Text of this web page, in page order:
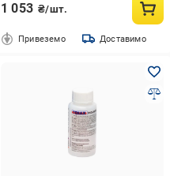
1 053 ₴/шт.
Привеземо Доставимо